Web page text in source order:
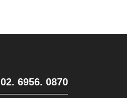
02. 6956. 0870